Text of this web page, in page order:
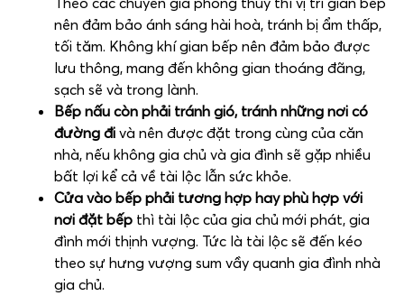
nên đảm bảo ánh sáng hài hoà, tránh bị ẩm thấp,
tối tăm. Không khí gian bếp nên đảm bảo được
lưu thông, mang đến không gian thoáng đãng,
sạch sẽ và trong lành.
Bếp nấu còn phải tránh gió, tránh những nơi có
đường đi và nên được đặt trong cùng của căn
nhà, nếu không gia chủ và gia đình sẽ gặp nhiều
bất lợi kể cả về tài lộc lẫn sức khỏe.
Cửa vào bếp phải tương hợp hay phù hợp với
nơi đặt bếp thì tài lộc của gia chủ mới phát, gia
đình mới thịnh vượng. Tức là tài lộc sẽ đến kéo
theo sự hưng vượng sum vầy quanh gia đình nhà
gia chủ.